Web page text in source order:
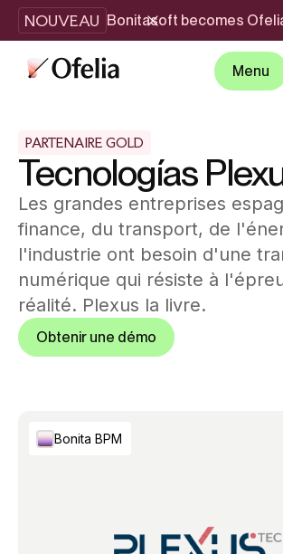
NOUVEAU Bonitasoft becomes
Menu
PARTENAIRE GOLD
Tecnologías
Les grandes entreprises
finance, du transport, de
l'industrie ont besoin d'une
numérique qui résiste à
réalité. Plexus la livre.
Obtenir une démo
Bonita BPM